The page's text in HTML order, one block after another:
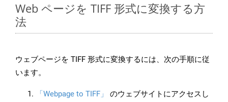
Web ページを TIFF 形式に変換する方
法
ウェブページを TIFF 形式に変換するには、次の手順に従
います。
「Webpage to TIFF」
のウェブサイトにアクセスし